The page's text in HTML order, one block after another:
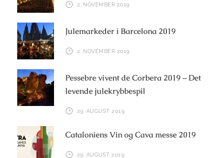
2. NOVEMBER 2019
Julemarkeder i Barcelona 2019
2. NOVEMBER 2019
Pessebre vivent de Corbera 2019 – Det
levende julekrybbespil
29. AUGUST 2019
Cataloniens Vin og Cava messe 2019
29. AUGUST 2019